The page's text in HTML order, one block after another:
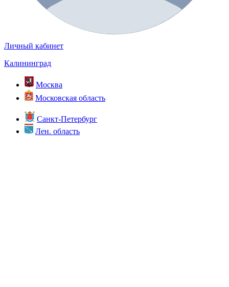
Личный кабинет
Калининград
Москва
Московская область
Санкт-Петербург
Лен. область